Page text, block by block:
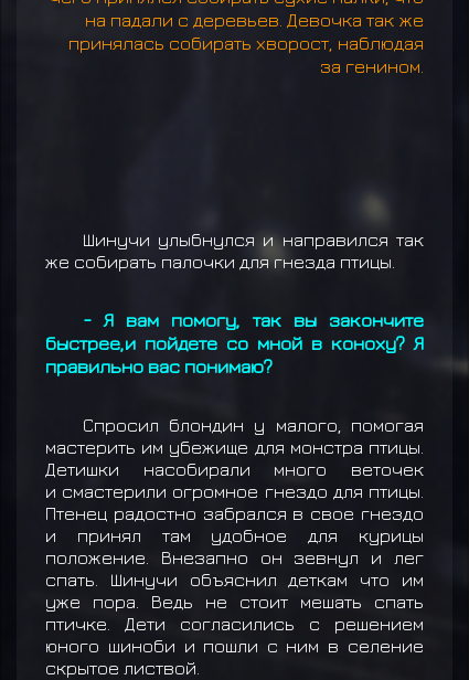
на падали с деревьев. Девочка так же
принялась собирать хворост, наблюдая
за генином.
Шинучи улыбнулся и направился так
же собирать палочки для гнезда птицы.
- Я вам помогу, так вы закончите
быстрее,и пойдете со мной в коноху? Я
правильно вас понимаю?
Спросил блондин у малого, помогая
мастерить им убежище для монстра птицы.
Детишки насобирали много веточек
и смастерили огромное гнездо для птицы.
Птенец радостно забрался в свое гнездо
и принял там удобное для курицы
положение. Внезапно он зевнул и лег
спать. Шинучи объяснил деткам что им
уже пора. Ведь не стоит мешать спать
птичке. Дети согласились с решением
юного шиноби и пошли с ним в селение
скрытое листвой.